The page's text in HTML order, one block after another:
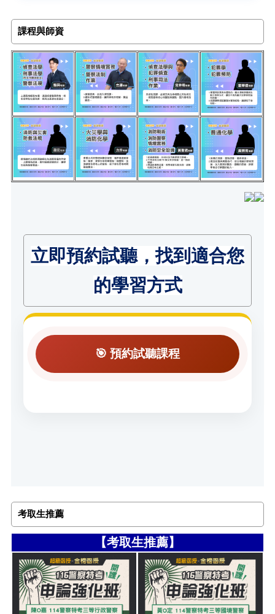
課程與師資
立即預約試聽，找到適合您
的學習方式
🎯 預約試聽課程
考取生推薦
【考取生推薦】